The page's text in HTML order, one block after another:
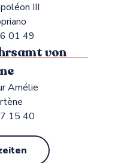
III
01 49
von
Amélie
15 40